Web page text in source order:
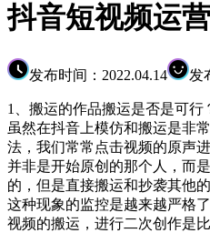
抖音短视频运
发布时间：2022.04.14 发
1、搬运的作品搬运是否是可行
虽然在抖音上模仿和搬运是非
法，我们常常点击视频的原声
并非是开始原创的那个人，而
的，但是直接搬运和抄袭其他
这种现象的监控是越来越严格
视频的搬运，进行二次创作是比